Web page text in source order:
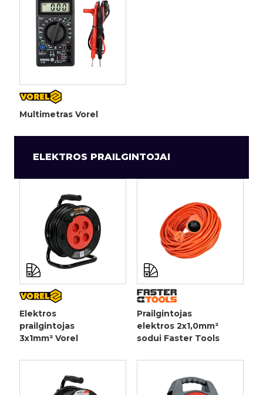
Multimetras Vorel
ELEKTROS PRAILGINTOJAI
Elektros
prailgintojas
3x1mm² Vorel
Prailgintojas
elektros 2x1,0mm²
sodui Faster Tools